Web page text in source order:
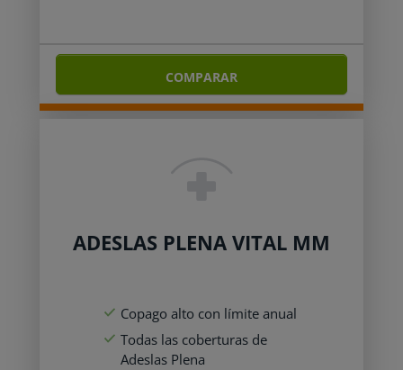
COMPARAR
ADESLAS PLENA VITAL MM
Copago alto con límite anual
Todas las coberturas de
Adeslas Plena